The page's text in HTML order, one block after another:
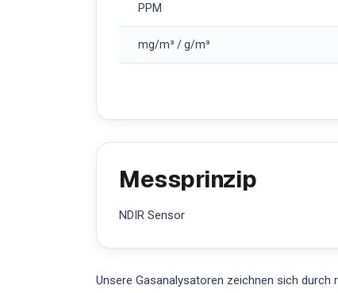
PPM
mg/m³ / g/m³
Messprinzip
NDIR Sensor
Unsere Gasanalysatoren zeichnen sich